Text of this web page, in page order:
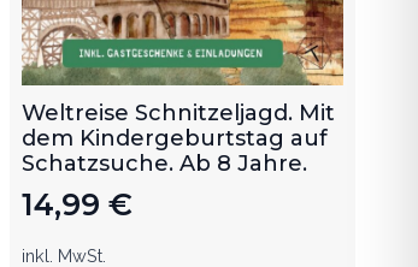
Weltreise Schnitzeljagd. Mit
dem Kindergeburtstag auf
Schatzsuche. Ab 8 Jahre.
14,99 €
inkl. MwSt.